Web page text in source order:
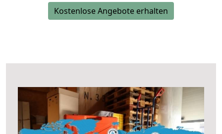
Kostenlose Angebote erhalten